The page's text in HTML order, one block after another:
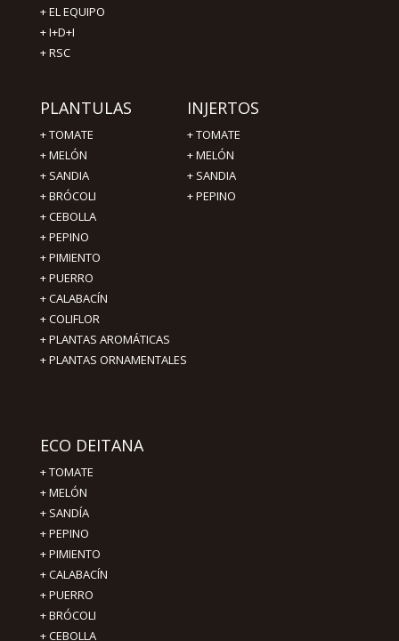
+EL EQUIPO
+I+D+I
+RSC
PLANTULAS
+TOMATE
+MELÓN
+ SANDIA
+BRÓCOLI
+CEBOLLA
+PEPINO
+PIMIENTO
+ PUERRO
+ CALABACÍN
+ COLIFLOR
+ PLANTAS AROMÁTICAS
+ PLANTAS ORNAMENTALES
INJERTOS
+TOMATE
+MELÓN
+ SANDIA
+PEPINO
ECO DEITANA
+TOMATE
+MELÓN
+ SANDÍA
+PEPINO
+PIMIENTO
+CALABACÍN
+PUERRO
+BRÓCOLI
+CEBOLLA